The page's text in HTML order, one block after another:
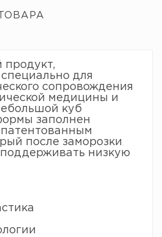
для
сопровождения
медицины и
куб
заполнен
после заморозки
низкую